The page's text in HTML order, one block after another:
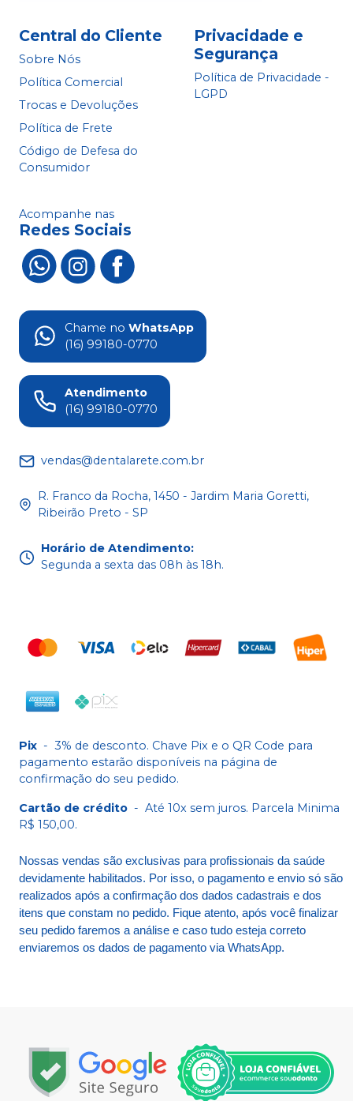
Central do Cliente
Sobre Nós
Política Comercial
Trocas e Devoluções
Política de Frete
Código de Defesa do
Consumidor
Privacidade e
Segurança
Política de Privacidade -
LGPD
Acompanhe nas
Redes Sociais
Chame no WhatsApp
(16) 99180-0770
Atendimento
(16) 99180-0770
vendas@dentalarete.com.br
R. Franco da Rocha, 1450 - Jardim Maria Goretti,
Ribeirão Preto - SP
Horário de Atendimento:
Segunda a sexta das 08h às 18h.
Pix - 3% de desconto. Chave Pix e o QR Code para
pagamento estarão disponíveis na página de
confirmação do seu pedido.
Cartão de crédito - Até 10x sem juros. Parcela Minima
R$ 150,00.
Nossas vendas são exclusivas para profissionais da saúde
devidamente habilitados. Por isso, o pagamento e envio só são
realizados após a confirmação dos dados cadastrais e dos
itens que constam no pedido. Fique atento, após você finalizar
seu pedido faremos a análise e caso tudo esteja correto
enviaremos os dados de pagamento via WhatsApp.